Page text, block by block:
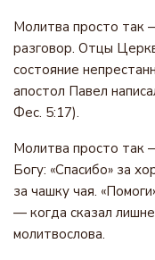
Молитва просто так
разговор. Отцы
состояние
апостол Павел
Фес. 5:17).
Молитва просто так
Богу: «Спасибо» за
за чашку чая.
— когда сказал
молитвослова.